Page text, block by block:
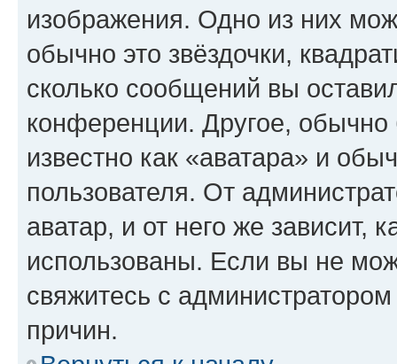
изображения. Одно из них
обычно это звёздочки,
сколько сообщений вы
конференции. Другое,
известно как «аватара» и
пользователя. От
аватар, и от него же зависит,
использованы. Если вы не
свяжитесь с
причин.